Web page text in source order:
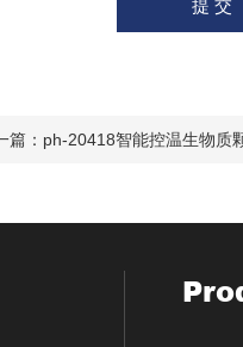
篇： ph-20418智能控温生物质颗